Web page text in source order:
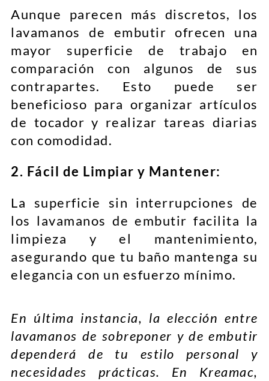
Aunque parecen más discretos, los
lavamanos de embutir ofrecen una
mayor superficie de trabajo en
comparación con algunos de sus
contrapartes. Esto puede ser
beneficioso para organizar artículos
de tocador y realizar tareas diarias
con comodidad.
2. Fácil de Limpiar y Mantener:
La superficie sin interrupciones de
los lavamanos de embutir facilita la
limpieza y el mantenimiento,
asegurando que tu baño mantenga su
elegancia con un esfuerzo mínimo.
En última instancia, la elección entre
lavamanos de sobreponer y de embutir
dependerá de tu estilo personal y
necesidades prácticas. En Kreamac,